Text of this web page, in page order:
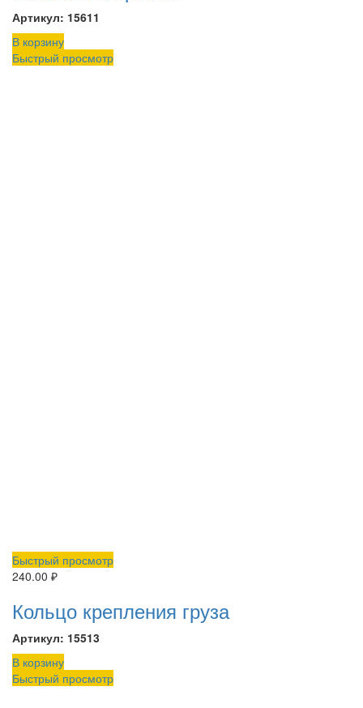
Артикул: 15611
В корзину
Быстрый просмотр
Быстрый просмотр
240.00 ₽
Кольцо крепления груза
Артикул: 15513
В корзину
Быстрый просмотр